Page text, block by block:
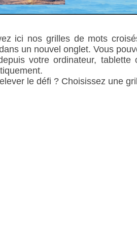
ici nos grilles de mots
dans un nouvel onglet. Vous
votre ordinateur,
le défi ? Choisissez une